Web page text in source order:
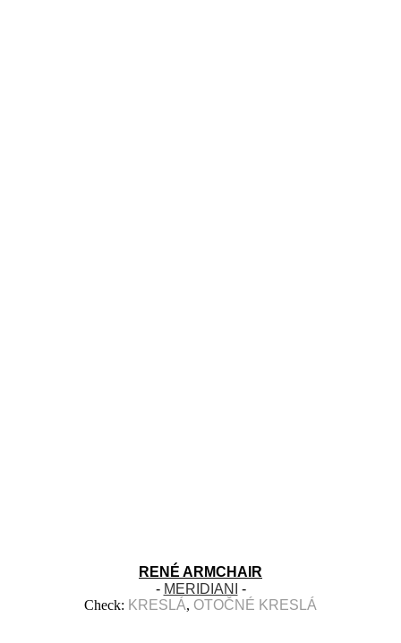
RENÉ ARMCHAIR
- MERIDIANI
-
Check: KRESLÁ, OTOČNÉ KRESLÁ